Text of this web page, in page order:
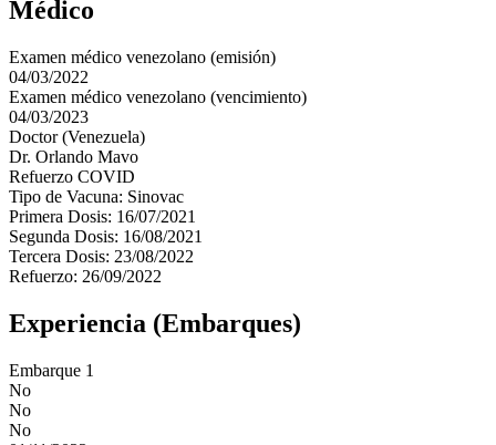
Médico
Examen médico venezolano (emisión)
04/03/2022
Examen médico venezolano (vencimiento)
04/03/2023
Doctor (Venezuela)
Dr. Orlando Mavo
Refuerzo COVID
Tipo de Vacuna: Sinovac
Primera Dosis: 16/07/2021
Segunda Dosis: 16/08/2021
Tercera Dosis: 23/08/2022
Refuerzo: 26/09/2022
Experiencia (Embarques)
Embarque 1
No
No
No